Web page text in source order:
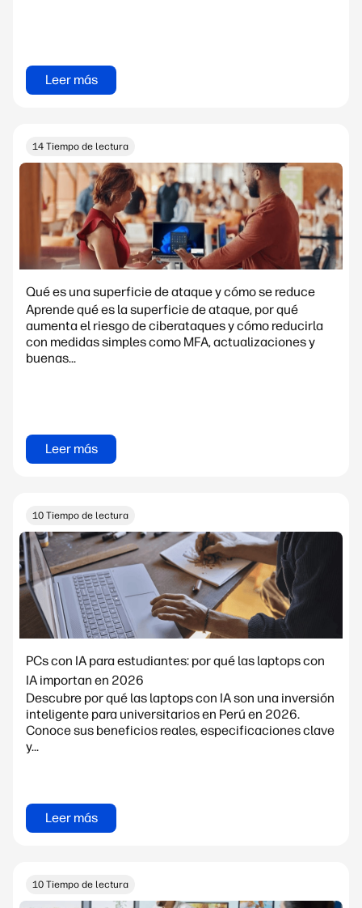
Leer más
14 Tiempo de lectura
Qué es una superficie de ataque y cómo se reduce
Aprende qué es la superficie de ataque, por qué
aumenta el riesgo de ciberataques y cómo reducirla
con medidas simples como MFA, actualizaciones y
buenas...
Leer más
10 Tiempo de lectura
PCs con IA para estudiantes: por qué las laptops con
IA importan en 2026
Descubre por qué las laptops con IA son una inversión
inteligente para universitarios en Perú en 2026.
Conoce sus beneficios reales, especificaciones clave
y...
Leer más
10 Tiempo de lectura